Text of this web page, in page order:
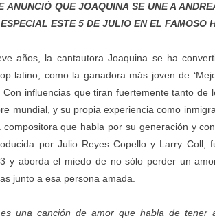
ANUNCIÓ QUE JOAQUINA SE UNE A
ESTE 5 DE JULIO EN EL FAMOSO
años, la cantautora Joaquina se ha
latino, como la ganadora más joven de
Con influencias que tiran fuertemente tanto
mundial, y su propia experiencia como
que habla por su generación y
por Julio Reyes Copello y Larry
y aborda el miedo de no sólo perder un
junto a esa persona amada.
es una canción de amor que habla de